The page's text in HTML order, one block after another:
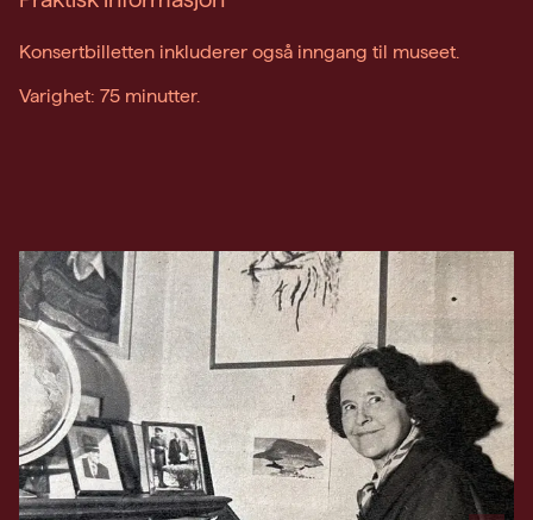
Konsertbilletten inkluderer også inngang til museet.
Varighet: 75 minutter.